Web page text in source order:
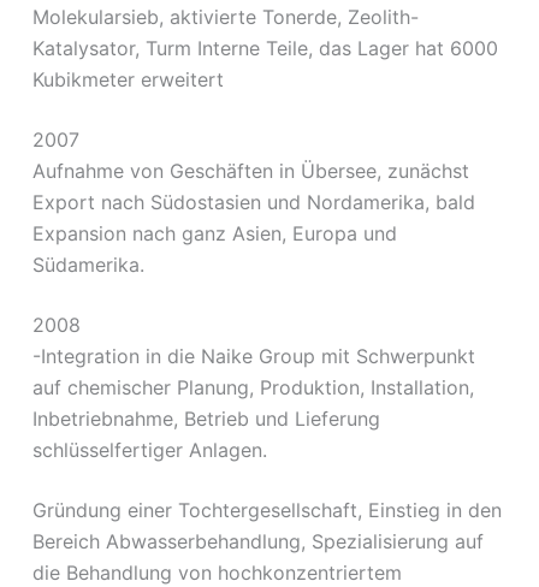
Molekularsieb, aktivierte Tonerde, Zeolith-
Katalysator, Turm Interne Teile, das Lager hat 6000
Kubikmeter erweitert
2007
Aufnahme von Geschäften in Übersee, zunächst
Export nach Südostasien und Nordamerika, bald
Expansion nach ganz Asien, Europa und
Südamerika.
2008
-Integration in die Naike Group mit Schwerpunkt
auf chemischer Planung, Produktion, Installation,
Inbetriebnahme, Betrieb und Lieferung
schlüsselfertiger Anlagen.
Gründung einer Tochtergesellschaft, Einstieg in den
Bereich Abwasserbehandlung, Spezialisierung auf
die Behandlung von hochkonzentriertem